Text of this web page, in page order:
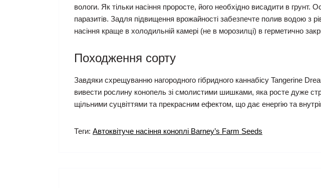
вологи. Як тільки насіння проросте, його необхідно висадити в
паразитів. Задля підвищення врожайності забезпечте полив водою з
насіння краще в холодильній камері (не в морозилці) в герметично
Походження сорту
Завдяки схрещуванню нагородного гібридного каннабісу Tangerine
вивести рослину конопель зі смолистими шишками, яка росте дуже
щільними суцвіттями та прекрасним ефектом, що дає енергію та
Теги: Автоквітуче насіння коноплі Barney’s Farm Seeds